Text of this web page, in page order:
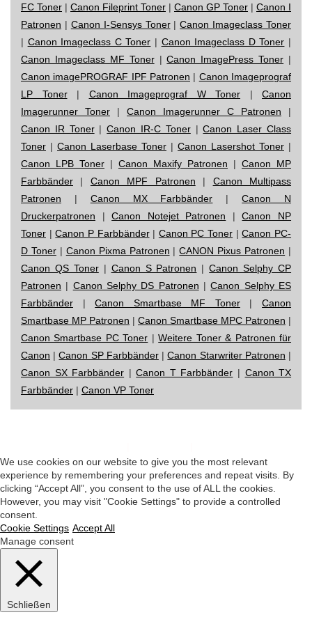
FC Toner | Canon Fileprint Toner | Canon GP Toner | Canon I
Patronen | Canon I-Sensys Toner|Canon Imageclass Toner
| Canon Imageclass C Toner | Canon Imageclass D Toner |
Canon Imageclass MF Toner|Canon ImagePress Toner |
Canon imagePROGRAF IPF Patronen | Canon Imageprograf
LP Toner| Canon Imageprograf W Toner | Canon
Imagerunner Toner | Canon Imagerunner C Patronen |
Canon IR Toner|Canon IR-C Toner|Canon Laser Class
Toner | Canon Laserbase Toner | Canon Lasershot Toner |
Canon LPB Toner | Canon Maxify Patronen | Canon MP
Farbbänder | Canon MPF Patronen | Canon Multipass
Patronen | Canon MX Farbbänder |Canon N
Druckerpatronen |Canon Notejet Patronen |Canon NP
Toner |Canon P Farbbänder| Canon PC Toner |Canon PC-
D Toner| Canon Pixma Patronen |CANON Pixus Patronen |
Canon QS Toner| Canon S Patronen |Canon Selphy CP
Patronen | Canon Selphy DS Patronen |Canon Selphy ES
Farbbänder |Canon Smartbase MF Toner|Canon
Smartbase MP Patronen | Canon Smartbase MPC Patronen |
Canon Smartbase PC Toner |Weitere Toner & Patronen für
Canon |Canon SP Farbbänder|Canon Starwriter Patronen |
Canon SX Farbbänder |Canon T Farbbänder | Canon TX
Farbbänder | Canon VP Toner
We use cookies on our website to give you the most relevant
experience by remembering your preferences and repeat visits. By
clicking “Accept All”, you consent to the use of ALL the cookies.
However, you may visit "Cookie Settings" to provide a controlled
consent.
Cookie Settings Accept All
Manage consent
Schließen